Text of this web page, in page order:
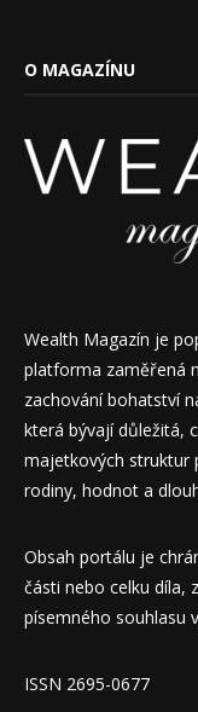
O MAGAZÍNU
Wealth Magazín je
platforma zaměřená
zachování bohatství
která bývají důležitá,
majetkových struktur
rodiny, hodnot a
Obsah portálu je
části nebo celku díla,
písemného souhlasu
ISSN 2695-0677